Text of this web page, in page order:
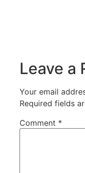
Leave a
Your email
Required fields
Comment *